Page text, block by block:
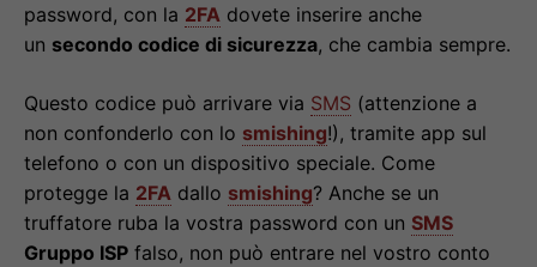
password, con la 2FA dovete inserire anche
un secondo codice di sicurezza, che cambia sempre.
Questo codice può arrivare via SMS (attenzione a
non confonderlo con lo smishing!), tramite app sul
telefono o con un dispositivo speciale. Come
protegge la 2FA dallo smishing? Anche se un
truffatore ruba la vostra password con un SMS
Gruppo ISP falso, non può entrare nel vostro conto